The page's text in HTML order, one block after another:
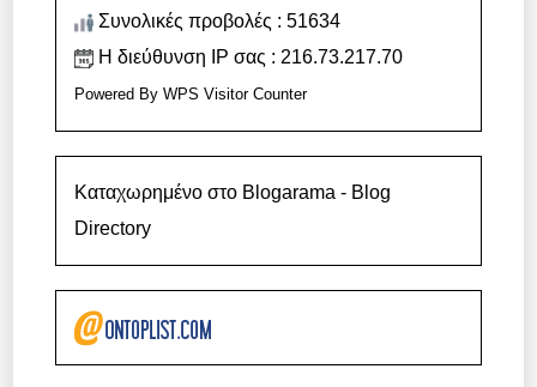
Συνολικές προβολές : 51634
Η διεύθυνση IP σας : 216.73.217.70
Powered ByWPS Visitor Counter
Καταχωρημένο στο Blogarama - Blog
Directory